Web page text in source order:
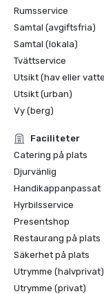
Rumsservice
Samtal (avgiftsfria)
Samtal (lokala)
Tvättservice
Utsikt (hav eller
Utsikt (urban)
Vy (berg)
Faciliteter
Catering på plats
Djurvänlig
Handikappanpassat
Hyrbilsservice
Presentshop
Restaurang på plats
Säkerhet på plats
Utrymme (halvprivat)
Utrymme (privat)